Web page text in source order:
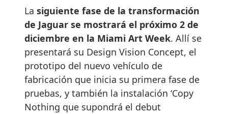
La siguiente fase de la transformación
de Jaguar se mostrará el próximo 2 de
diciembre en la Miami Art Week. Allí se
presentará su Design Vision Concept, el
prototipo del nuevo vehículo de
fabricación que inicia su primera fase de
pruebas, y también la instalación ‘Copy
Nothing que supondrá el debut